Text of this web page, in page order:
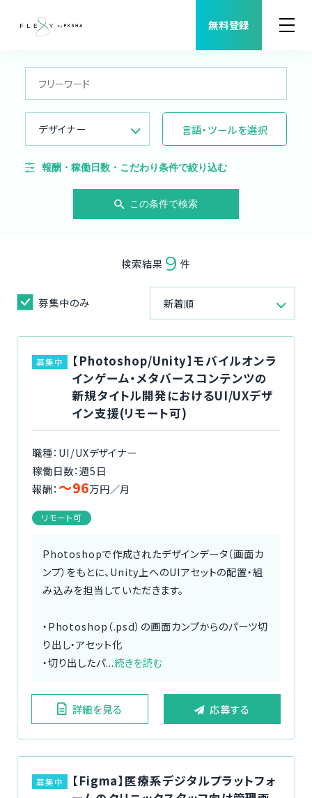
無料登録
案件検索
職種から案件を探す
FLEXYについて
コーディネーター紹介
イベント/マガジン
法人の方
今すぐ無料で登録
デザイナー 言語・ツールを選択
報酬・稼働日数・こだわり条件で絞り込む
この条件で検索
検索結果 9 件
募集中のみ 新着順
募集中
【Photoshop/Unity】モバイルオンラ
インゲーム・メタバースコンテンツの
新規タイトル開発におけるUI/UXデザ
イン支援(リモート可)
職種：UI/UXデザイナー
稼働日数：週5日
報酬： 〜96万円／月
リモート可
Photoshopで作成されたデザインデータ（画面カ
ンプ）をもとに、Unity上へのUIアセットの配置・組
み込みを担当していただきます。
・Photoshop（.psd）の画面カンプからのパーツ切
り出し・アセット化
・切り出したパ...続きを読む
詳細を見る 応募する
募集中
【Figma】医療系デジタルプラットフォ